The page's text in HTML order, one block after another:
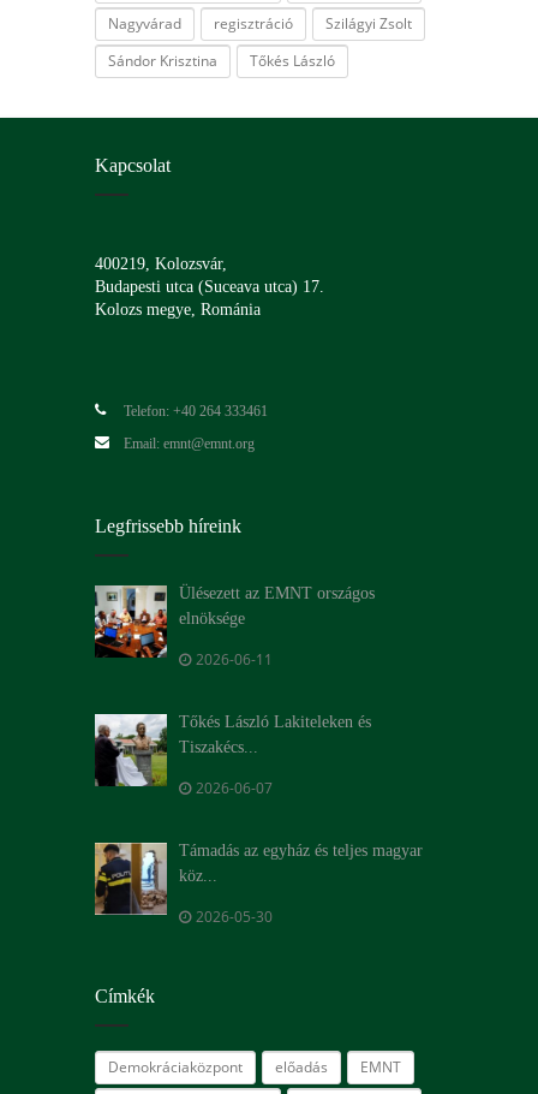
Nagyvárad
regisztráció
Szilágyi Zsolt
Sándor Krisztina
Tőkés László
Kapcsolat
400219, Kolozsvár,
Budapesti utca (Suceava utca) 17.
Kolozs megye, Románia
Telefon: +40 264 333461
Email: emnt@emnt.org
Legfrissebb híreink
Ülésezett az EMNT országos
elnöksége
2026-06-11
Tőkés László Lakiteleken és
Tiszakécs...
2026-06-07
Támadás az egyház és teljes magyar
köz...
2026-05-30
Címkék
Demokráciaközpont előadás EMNT